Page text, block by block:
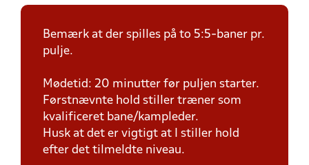
Bemærk at der spilles på to 5:5-baner pr.
pulje.
Mødetid: 20 minutter før puljen starter.
Førstnævnte hold stiller træner som
kvalificeret bane/kampleder.
Husk at det er vigtigt at I stiller hold
efter det tilmeldte niveau.